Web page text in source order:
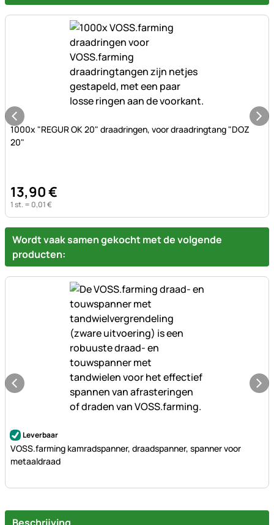
Nog geen beoordelingen geplaatst
1000x "REGUR OK 20" draadringen, voor draadringtang "DOZ
20"
13,90€
1 st. = 0,01€
Wordt vaak samen gekocht met de volgende
producten:
Nog geen beoordelingen geplaatst
Leverbaar
VOSS.farming kamradspanner, draadspanner, spanner voor
metaaldraad